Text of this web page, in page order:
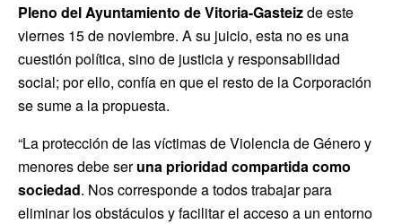
Pleno del Ayuntamiento de Vitoria-Gasteizde este
viernes 15 de noviembre. A su juicio, esta no es una
cuestión política, sino de justicia y responsabilidad
social; por ello, confía en que el resto de la Corporación
se sume a la propuesta.
“La protección de las víctimas de Violencia de Género y
menores debe seruna prioridad compartida como
sociedad. Nos corresponde a todos trabajar para
eliminar los obstáculos y facilitar el acceso a un entorno